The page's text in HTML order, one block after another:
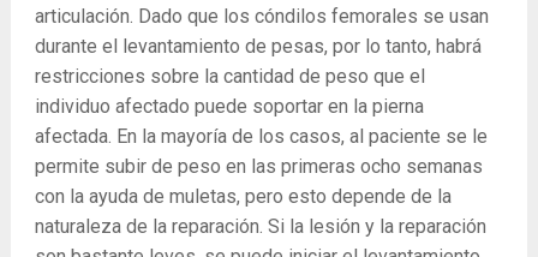
articulación. Dado que los cóndilos femorales se usan
durante el levantamiento de pesas, por lo tanto, habrá
restricciones sobre la cantidad de peso que el
individuo afectado puede soportar en la pierna
afectada. En la mayoría de los casos, al paciente se le
permite subir de peso en las primeras ocho semanas
con la ayuda de muletas, pero esto depende de la
naturaleza de la reparación. Si la lesión y la reparación